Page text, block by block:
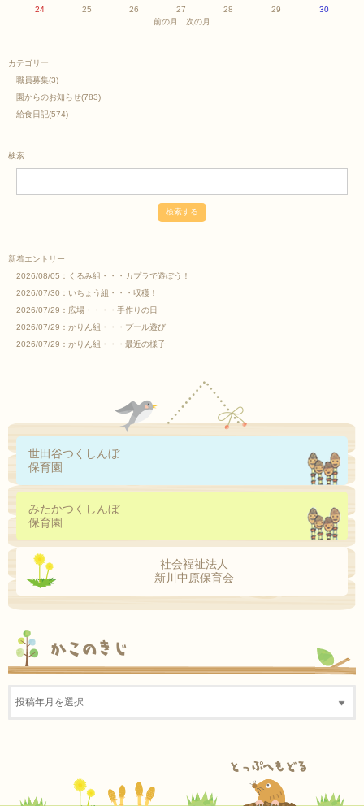
24
25 26 27 28 29
30
前の月
次の月
カテゴリー
職員募集(3)
園からのお知らせ(783)
給食日記(574)
検索
新着エントリー
2026/08/05： くるみ組・・・カプラで遊ぼう！
2026/07/30： いちょう組・・・収穫！
2026/07/29： 広場・・・・手作りの日
2026/07/29： かりん組・・・プール遊び
2026/07/29： かりん組・・・最近の様子
世田谷つくしんぼ
保育園
みたかつくしんぼ
保育園
社会福祉法人
新川中原保育会
かこのきじ